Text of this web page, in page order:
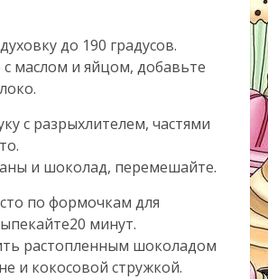
до 190 градусов.
с маслом и яйцом, добавьте
с разрыхлителем, частями
и шоколад, перемешайте.
по формочкам для
минут.
растопленным шоколадом
и кокосовой стружкой.